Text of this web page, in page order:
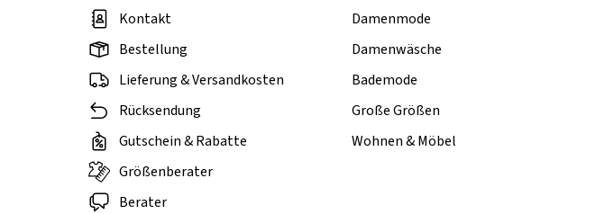
Kontakt
Bestellung
Lieferung & Versandkosten
Rücksendung
Gutschein & Rabatte
Größenberater
Berater
Damenmode
Damenwäsche
Bademode
Große Größen
Wohnen & Möbel